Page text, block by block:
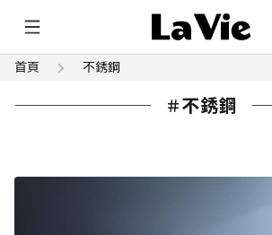
首頁 不銹鋼
不銹鋼